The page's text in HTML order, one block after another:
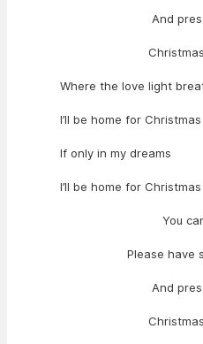
And presents
Christmas eve
Where the love light
I’ll be home for Christmas
If only in my dreams
I’ll be home for Christmas
You can plan
Please have some
And presents
Christmas eve